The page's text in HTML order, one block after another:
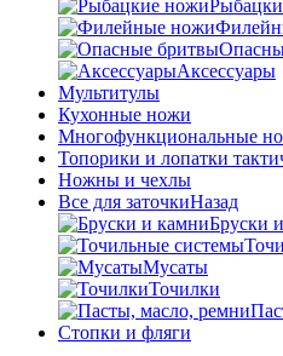
Аксессуары
Мультитулы
Кухонные ножи
Многофункциональные
Топорики и лопатки
Ножны и чехлы
Все для заточкиНазад
Бруски
Мусаты
Точилки
Стопки и фляги